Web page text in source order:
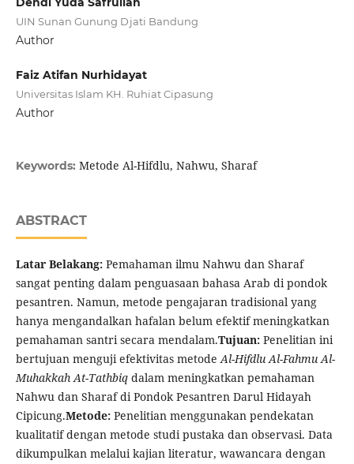
UIN Sunan Gunung Djati Bandung
Author
Faiz Atifan Nurhidayat
Universitas Islam KH. Ruhiat Cipasung
Author
Keywords: Metode Al-Hifdlu, Nahwu, Sharaf
ABSTRACT
Latar Belakang:Pemahaman ilmu Nahwu dan Sharaf
sangat penting dalam penguasaan bahasa Arab di pondok
pesantren. Namun, metode pengajaran tradisional yang
hanya mengandalkan hafalan belum efektif meningkatkan
pemahaman santri secara mendalam.Tujuan:Penelitian ini
bertujuan menguji efektivitas metodeAl-Hifdlu Al-Fahmu Al-
Muhakkah At-Tathbiqdalam meningkatkan pemahaman
Nahwu dan Sharaf di Pondok Pesantren Darul Hidayah
Cipicung.Metode:Penelitian menggunakan pendekatan
kualitatif dengan metode studi pustaka dan observasi. Data
dikumpulkan melalui kajian literatur, wawancara dengan